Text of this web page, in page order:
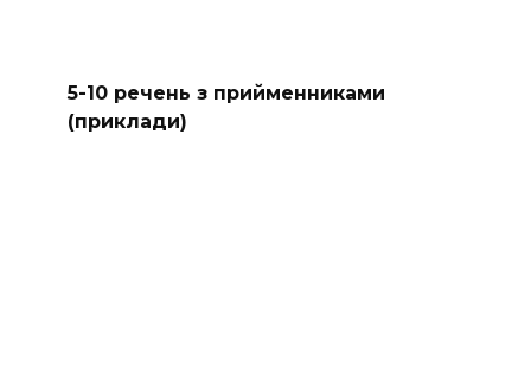
5-10 речень з прийменниками
(приклади)